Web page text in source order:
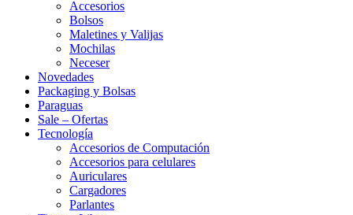
Accesorios
Bolsos
Maletines y Valijas
Mochilas
Neceser
Novedades
Packaging y Bolsas
Paraguas
Sale – Ofertas
Tecnología
Accesorios de Computación
Accesorios para celulares
Auriculares
Cargadores
Parlantes